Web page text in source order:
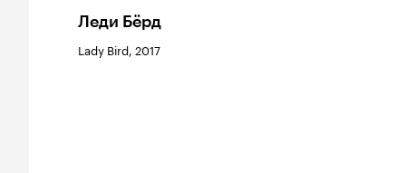
Леди Бёрд
Lady Bird, 2017